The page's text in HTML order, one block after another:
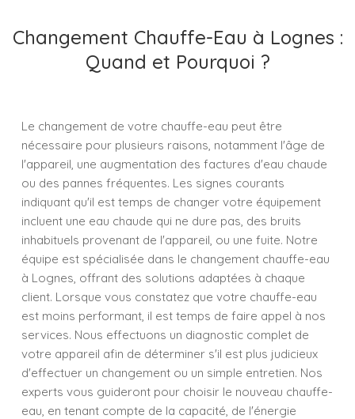
Changement Chauffe-Eau à Lognes :
Quand et Pourquoi ?
Le changement de votre chauffe-eau peut être
nécessaire pour plusieurs raisons, notamment l'âge de
l'appareil, une augmentation des factures d'eau chaude
ou des pannes fréquentes. Les signes courants
indiquant qu'il est temps de changer votre équipement
incluent une eau chaude qui ne dure pas, des bruits
inhabituels provenant de l'appareil, ou une fuite. Notre
équipe est spécialisée dans le changement chauffe-eau
à Lognes, offrant des solutions adaptées à chaque
client. Lorsque vous constatez que votre chauffe-eau
est moins performant, il est temps de faire appel à nos
services. Nous effectuons un diagnostic complet de
votre appareil afin de déterminer s'il est plus judicieux
d'effectuer un changement ou un simple entretien. Nos
experts vous guideront pour choisir le nouveau chauffe-
eau, en tenant compte de la capacité, de l'énergie